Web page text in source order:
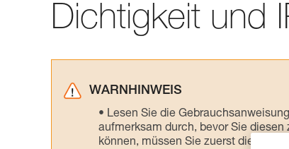
Dichtigkeit und
WARNHINWEIS
Lesen Sie die
aufmerksam durch, bevor Sie
können, müssen Sie zuerst die in